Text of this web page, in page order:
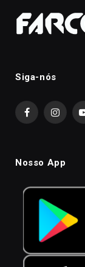
Siga-nós
Facebook
Nosso App